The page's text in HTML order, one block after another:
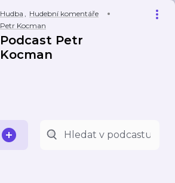
Hudba , Hudební komentáře
Petr Kocman
Podcast Petr
Kocman